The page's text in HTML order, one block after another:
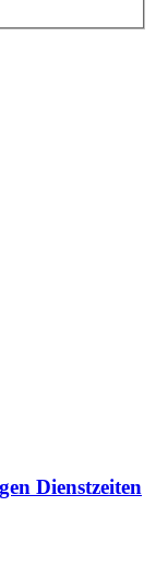
Dienstzeiten